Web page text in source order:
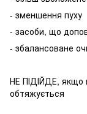
- зменшення пуху
- засоби, що
- збалансоване
НЕ ПІДІЙДЕ, якщо
обтяжується